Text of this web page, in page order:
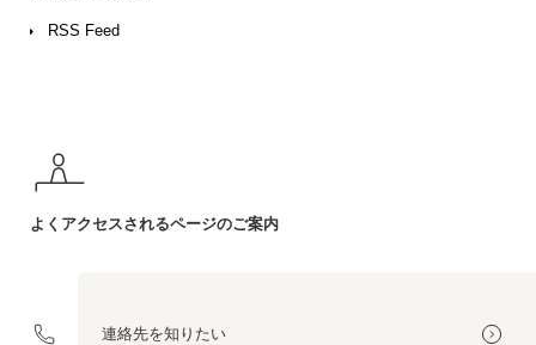
RSS Feed
よくアクセスされるページのご案内
連絡先を知りたい